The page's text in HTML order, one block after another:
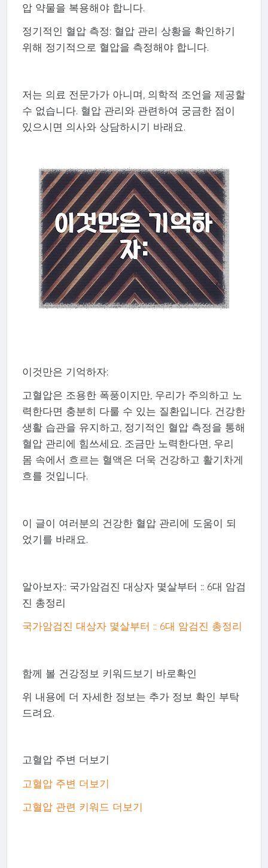
압 약물을 복용해야 합니다.
정기적인 혈압 측정: 혈압 관리 상황을 확인하기
위해 정기적으로 혈압을 측정해야 합니다.
저는 의료 전문가가 아니며, 의학적 조언을 제공할
수 없습니다. 혈압 관리와 관련하여 궁금한 점이
있으시면 의사와 상담하시기 바래요.
이것만은 기억하자:
고혈압은 조용한 폭풍이지만, 우리가 주의하고 노
력한다면 충분히 다룰 수 있는 질환입니다. 건강한
생활 습관을 유지하고, 정기적인 혈압 측정을 통해
혈압 관리에 힘쓰세요. 조금만 노력한다면, 우리
몸 속에서 흐르는 혈액은 더욱 건강하고 활기차게
흐를 것입니다.
이 글이 여러분의 건강한 혈압 관리에 도움이 되
었기를 바래요.
알아보자:: 국가암검진 대상자 몇살부터 :: 6대 암검
진 총정리
국가암검진 대상자 몇살부터 :: 6대 암검진 총정리
함께 볼 건강정보 키워드보기 바로확인
위 내용에 더 자세한 정보는 추가 정보 확인 부탁
드려요.
고혈압 주변 더보기
고혈압 주변 더보기
고혈압 관련 키워드 더보기